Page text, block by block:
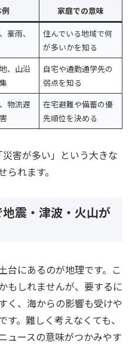
家庭での意味
豪雨、
住んでいる地域で何
が多いかを知る
、山沿
自宅や通勤通学先の
弱点を知る
物流遅
在宅避難や備蓄の優
先順位を決める
害が多い」という大きな
れます。
震・津波・火山が
台にあるのが地理です。こ
もしれませんが、要するに
く、海からの影響も受けや
。難しく考えなくても、
ュースの意味がつかみやす